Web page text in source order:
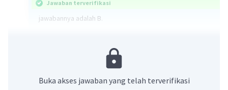
Jawaban terverifikasi
jawabannya adalah B.
bangsa Indonesia, mengaku bertanah air satu tanah air
indonesia, mengaku berbahasa satu bahasa Indonesia.
Dari deskripsi diatas, dapat disimpulkan makna dari
sumpah pemuda yaitu Bangsa Indonesia merupakan
Buka akses jawaban yang telah terverifikasi